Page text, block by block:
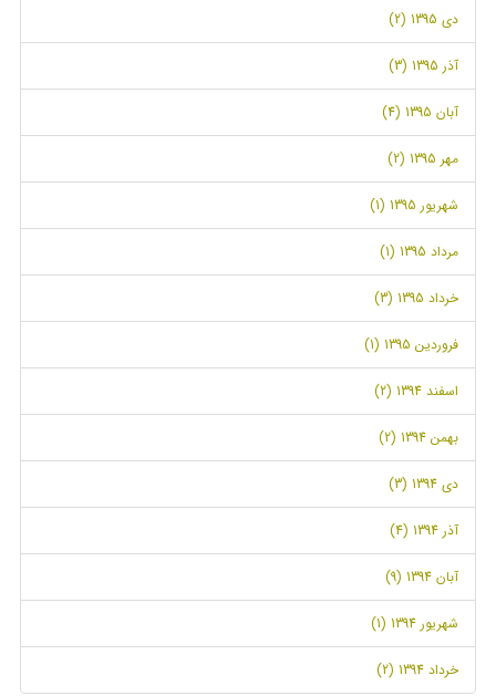
دی 1395 (2)
آذر 1395 (3)
آبان 1395 (4)
مهر 1395 (2)
شهریور 1395 (1)
مرداد 1395 (1)
خرداد 1395 (3)
فروردین 1395 (1)
اسفند 1394 (2)
بهمن 1394 (2)
دی 1394 (3)
آذر 1394 (4)
آبان 1394 (9)
شهریور 1394 (1)
خرداد 1394 (2)